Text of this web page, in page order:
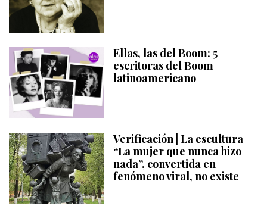
Ellas, las del Boom: 5
escritoras del Boom
latinoamericano
Verificación | La escultura
“La mujer que nunca hizo
nada”, convertida en
fenómeno viral, no existe